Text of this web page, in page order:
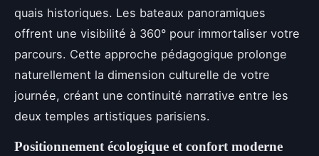
quais historiques. Les bateaux panoramiques
offrent une visibilité à 360° pour immortaliser votre
parcours. Cette approche pédagogique prolonge
naturellement la dimension culturelle de votre
journée, créant une continuité narrative entre les
deux temples artistiques parisiens.
Positionnement écologique et confort moderne